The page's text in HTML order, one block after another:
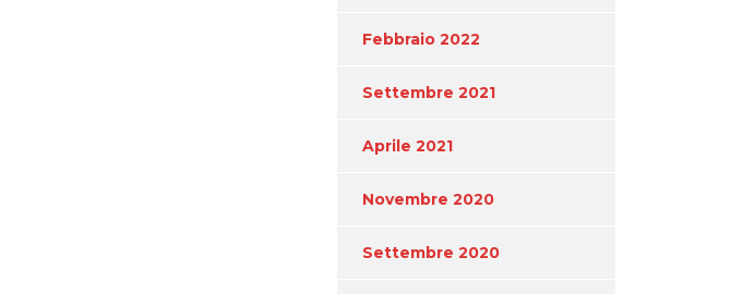
Febbraio 2022
Settembre 2021
Aprile 2021
Novembre 2020
Settembre 2020